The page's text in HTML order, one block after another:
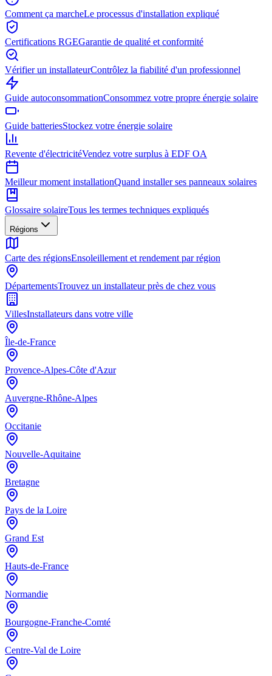
Comment ça marcheLe processus d'installation expliqué
Certifications RGEGarantie de qualité et conformité
Vérifier un installateurContrôlez la fiabilité d'un professionnel
Guide autoconsommationConsommez votre propre énergie solaire
Guide batteriesStockez votre énergie solaire
Revente d'électricitéVendez votre surplus à EDF OA
Meilleur moment installationQuand installer ses panneaux solaires
Glossaire solaireTous les termes techniques expliqués
Régions
Carte des régionsEnsoleillement et rendement par région
DépartementsTrouvez un installateur près de chez vous
VillesInstallateurs dans votre ville
Île-de-France
Provence-Alpes-Côte d'Azur
Auvergne-Rhône-Alpes
Occitanie
Nouvelle-Aquitaine
Bretagne
Pays de la Loire
Grand Est
Hauts-de-France
Normandie
Bourgogne-Franche-Comté
Centre-Val de Loire